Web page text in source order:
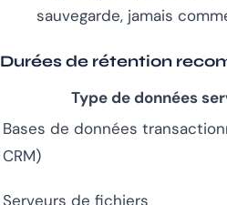
sauvegarde, jamais
Durées de rétention
Type de données
Bases de données
CRM)
Serveurs de fichiers